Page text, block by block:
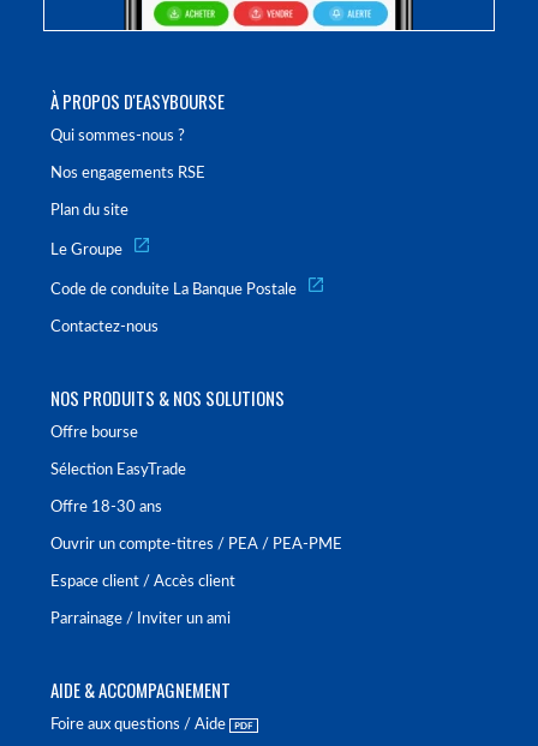
À PROPOS D'EASYBOURSE
Qui sommes-nous ?
Nos engagements RSE
Plan du site
Le Groupe
Code de conduite La Banque Postale
Contactez-nous
NOS PRODUITS & NOS SOLUTIONS
Offre bourse
Sélection EasyTrade
Offre 18-30 ans
Ouvrir un compte-titres / PEA / PEA-PME
Espace client / Accès client
Parrainage / Inviter un ami
AIDE & ACCOMPAGNEMENT
Foire aux questions / Aide